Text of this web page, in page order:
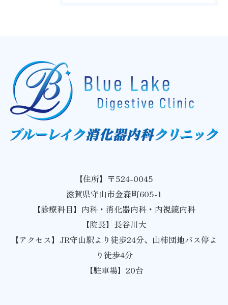
【住所】〒524-0045
滋賀県守山市金森町605-1
【診療科目】内科・消化器内科・内視鏡内科
【院長】長谷川大
【アクセス】JR守山駅より徒歩24分、山柿団地バス停よ
り徒歩4分
【駐車場】20台